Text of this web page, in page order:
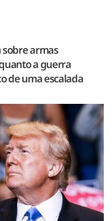
armas
a guerra
de uma escalada